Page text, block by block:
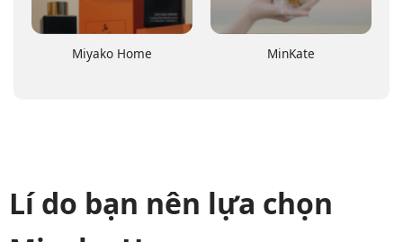
Miyako Home MinKate
Lí do bạn nên lựa chọn